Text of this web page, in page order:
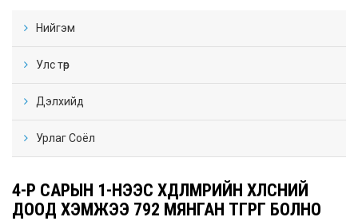
Нийгэм
Улс төр
Дэлхийд
Урлаг Соёл
4-Р САРЫН 1-НЭЭС ХӨДӨЛМӨРИЙН ХӨЛСНИЙ
ДООД ХЭМЖЭЭ 792 МЯНГАН ТӨГРӨГ БОЛНО